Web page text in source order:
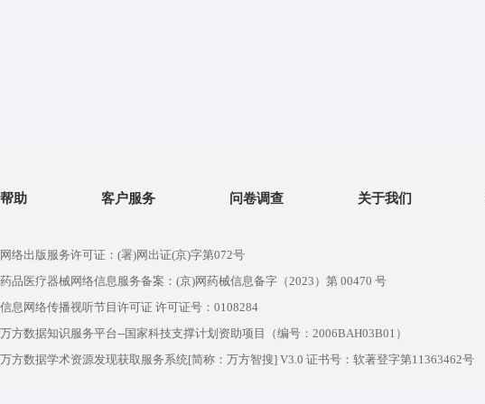
帮助 客户服务 问卷调查 关于我们
网络出版服务许可证：(署)网出证(京)字第072号
药品医疗器械网络信息服务备案：(京)网药械信息备字（2023）第 00470 号
信息网络传播视听节目许可证 许可证号：0108284
万方数据知识服务平台--国家科技支撑计划资助项目（编号：2006BAH03B01）
万方数据学术资源发现获取服务系统[简称：万方智搜] V3.0 证书号：软著登字第11363462号